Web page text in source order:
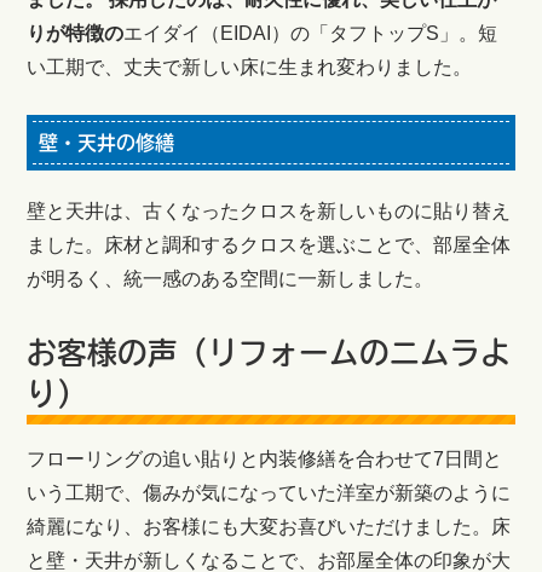
りが特徴のエイダイ（EIDAI）の「タフトップS」。短
い工期で、丈夫で新しい床に生まれ変わりました。
壁・天井の修繕
壁と天井は、古くなったクロスを新しいものに貼り替え
ました。床材と調和するクロスを選ぶことで、部屋全体
が明るく、統一感のある空間に一新しました。
お客様の声（リフォームのニムラよ
り）
フローリングの追い貼りと内装修繕を合わせて7日間と
いう工期で、傷みが気になっていた洋室が新築のように
綺麗になり、お客様にも大変お喜びいただけました。床
と壁・天井が新しくなることで、お部屋全体の印象が大